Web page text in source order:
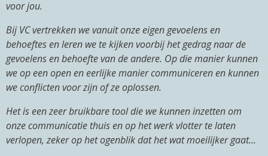
voor jou.
Bij VC vertrekken we vanuit onze eigen gevoelens en
behoeftes en leren we te kijken voorbij het gedrag naar de
gevoelens en behoefte van de andere. Op die manier kunnen
we op een open en eerlijke manier communiceren en kunnen
we conflicten voor zijn of ze oplossen.
Het is een zeer bruikbare tool die we kunnen inzetten om
onze communicatie thuis en op het werk vlotter te laten
verlopen, zeker op het ogenblik dat het wat moeilijker gaat...